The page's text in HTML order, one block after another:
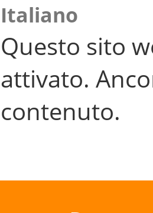
Italiano
Questo sito
attivato.
contenuto.